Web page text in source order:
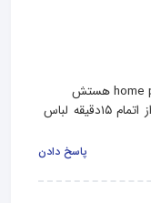
وقتی روی آیتم سوپر۱۵تنظیمش میکنم،بعد از اتمام ۱۵دقیقه لباس
پاسخ دادن